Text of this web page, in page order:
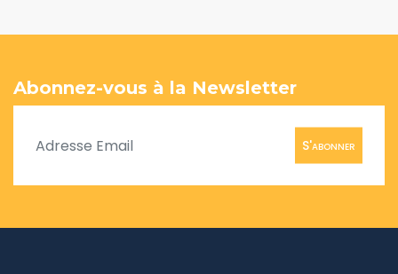
Abonnez-vous à la Newsletter
S'abonner